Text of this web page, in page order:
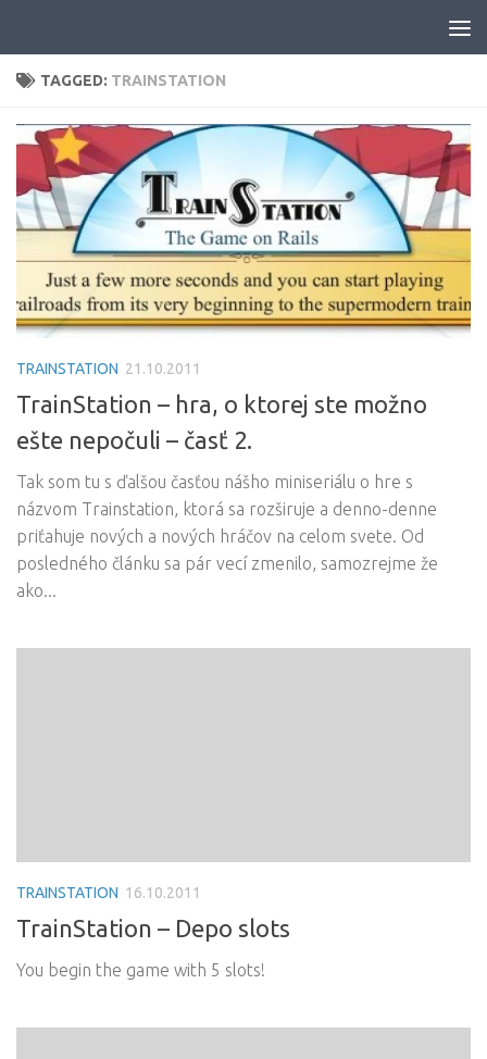
TAGGED: TRAINSTATION
TRAINSTATION 21.10.2011
TrainStation – hra, o ktorej ste možno
ešte nepočuli – časť 2.
Tak som tu s ďalšou časťou nášho miniseriálu o hre s
názvom Trainstation, ktorá sa rozširuje a denno-denne
priťahuje nových a nových hráčov na celom svete. Od
posledného článku sa pár vecí zmenilo, samozrejme že
ako...
TRAINSTATION 16.10.2011
TrainStation – Depo slots
You begin the game with 5 slots!